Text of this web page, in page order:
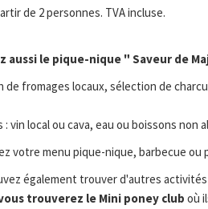
de 2 personnes. TVA incluse.
aussi le pique-nique " Saveur de
de fromages locaux, sélection de
: vin local ou cava, eau ou boissons non
votre menu pique-nique, barbecue ou
également trouver d'autres
trouverez le Mini poney club où